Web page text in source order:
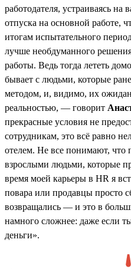
работодателя, устраиваясь на
отпуска на основной работе,
итогам испытательного
лучше необдуманного
работы. Ведь тогда лететь
бывает с людьми, которые
методом, и, видимо, их
реальностью, — говорит
прекрасные условия не
сотрудникам, это всё равно
отелем. Не все понимают, что
взрослыми людьми, которые
время моей карьеры в HR я
повара или продавцы просто
возвращались — и это в
намного сложнее: даже если
деньги».